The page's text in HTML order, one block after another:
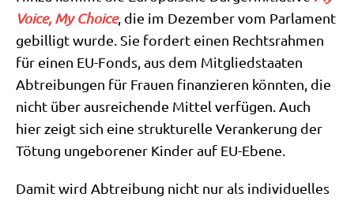
Voice, My Choice, die im Dezem­ber vom Par­la­ment
gebil­ligt wur­de. Sie for­dert einen Rechts­rah­men
für einen EU-Fonds, aus dem Mit­glied­staa­ten
Abtrei­bun­gen für Frau­en finan­zie­ren könn­ten, die
nicht über aus­rei­chen­de Mit­tel ver­fü­gen. Auch
hier zeigt sich eine struk­tu­rel­le Ver­an­ke­rung der
Tötung unge­bo­re­ner Kin­der auf EU-Ebene.
Damit wird Abtrei­bung nicht nur als indi­vi­du­el­les